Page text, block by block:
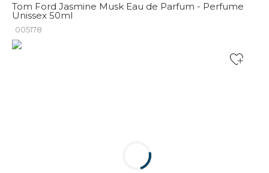
Tom Ford Jasmine Musk Eau de Parfum - Perfume
Unissex 50ml
005178